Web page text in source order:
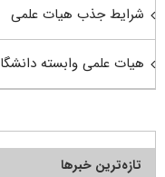
شرایط جذب هیات علمی
هیات علمی وابسته
تازه‌ترین خبرها